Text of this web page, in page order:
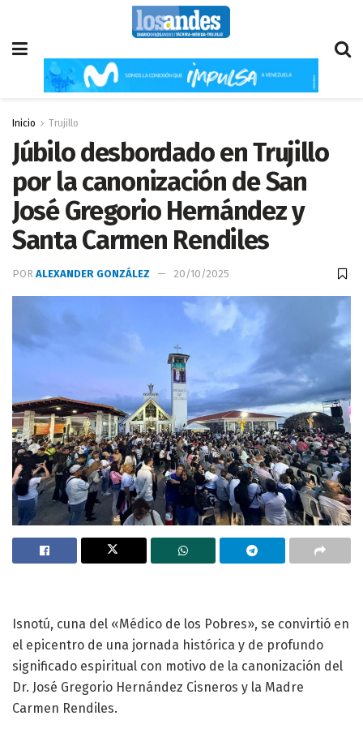
Inicio Trujillo
Júbilo desbordado en Trujillo
por la canonización de San
José Gregorio Hernández y
Santa Carmen Rendiles
POR ALEXANDER GONZÁLEZ 20/10/2025
Isnotú, cuna del «Médico de los Pobres», se convirtió en
el epicentro de una jornada histórica y de profundo
significado espiritual con motivo de la canonización del
Dr. José Gregorio Hernández Cisneros y la Madre
Carmen Rendiles.